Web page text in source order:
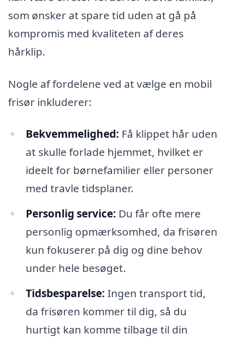
som ønsker at spare tid uden at gå på
kompromis med kvaliteten af deres
hårklip.
Nogle af fordelene ved at vælge en mobil
frisør inkluderer:
Bekvemmelighed: Få klippet hår uden
at skulle forlade hjemmet, hvilket er
ideelt for børnefamilier eller personer
med travle tidsplaner.
Personlig service: Du får ofte mere
personlig opmærksomhed, da frisøren
kun fokuserer på dig og dine behov
under hele besøget.
Tidsbesparelse: Ingen transport tid,
da frisøren kommer til dig, så du
hurtigt kan komme tilbage til din